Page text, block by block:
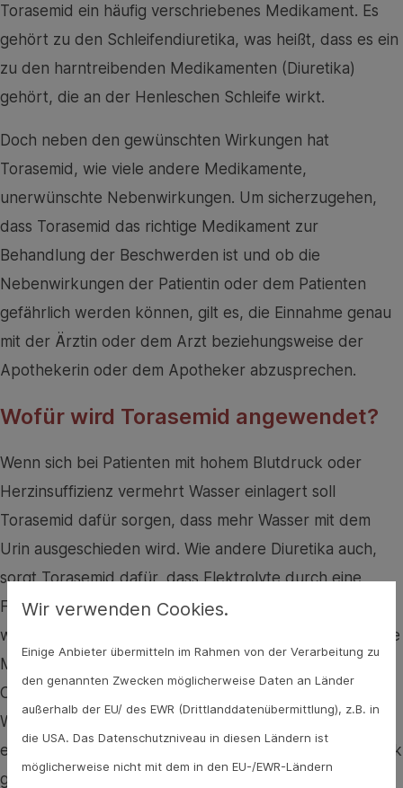
Torasemid ein häufig verschriebenes Medikament. Es
gehört zu den Schleifendiuretika, was heißt, dass es ein
zu den harntreibenden Medikamenten (Diuretika)
gehört, die an der Henleschen Schleife wirkt.
Doch neben den gewünschten Wirkungen hat
Torasemid, wie viele andere Medikamente,
unerwünschte Nebenwirkungen. Um sicherzugehen,
dass Torasemid das richtige Medikament zur
Behandlung der Beschwerden ist und ob die
Nebenwirkungen der Patientin oder dem Patienten
gefährlich werden können, gilt es, die Einnahme genau
mit der Ärztin oder dem Arzt beziehungsweise der
Apothekerin oder dem Apotheker abzusprechen.
Wofür wird Torasemid angewendet?
Wenn sich bei Patienten mit hohem Blutdruck oder
Herzinsuffizienz vermehrt Wasser einlagert soll
Torasemid dafür sorgen, dass mehr Wasser mit dem
Urin ausgeschieden wird. Wie andere Diuretika auch,
sorgt Torasemid dafür, dass Elektrolyte durch eine
Funktion der Nieren in den Körper zurückgeführt
werden und stattdessen im Harn bleiben. Diese erhöhte
Menge Natrium-, Chlorid-, Kalium, Magnesium- und
Calciumionen im Harn entzieht dem Körper auch das
Wasser. Dadurch werden Ödeme verringert, das Herz
entlastet, die Nierengefäße erweitert und der Blutdruck
gesenkt. Doch neben dieser gewünschten Wirkung hat
Wir verwenden Cookies.
Einige Anbieter übermitteln im Rahmen von der Verarbeitung zu
den genannten Zwecken möglicherweise Daten an Länder
außerhalb der EU/ des EWR (Drittlanddatenübermittlung), z.B. in
die USA. Das Datenschutzniveau in diesen Ländern ist
möglicherweise nicht mit dem in den EU-/EWR-Ländern